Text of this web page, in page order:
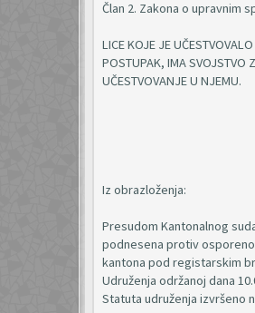
Član 2. Zakona o upravnim
LICE KOJE JE
POSTUPAK, IMA SVOJSTVO
UČESTVOVANJE U NJEMU.
Iz obrazloženja:
Presudom Kantonalnog
podnesena protiv
kantona pod registarskim
Udruženja održanoj dana
Statuta udruženja izvršeno